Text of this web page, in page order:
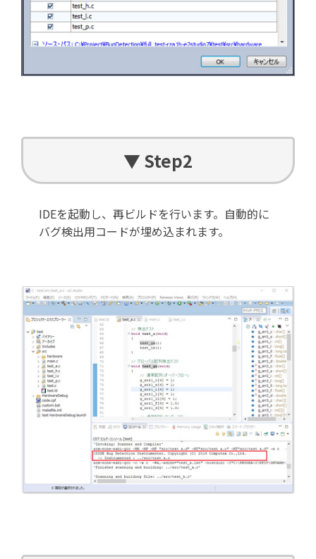
▼ Step2
IDEを起動し、再ビルドを行います。自動的に
バグ検出用コードが埋め込まれます。